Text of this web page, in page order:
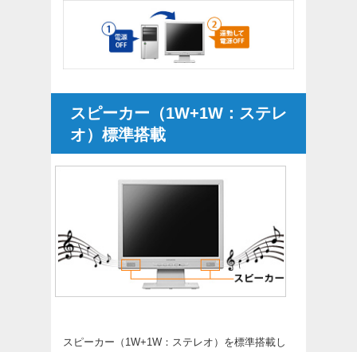
スピーカー（1W+1W：ステレ
オ）標準搭載
スピーカー（1W+1W：ステレオ）を標準搭載し